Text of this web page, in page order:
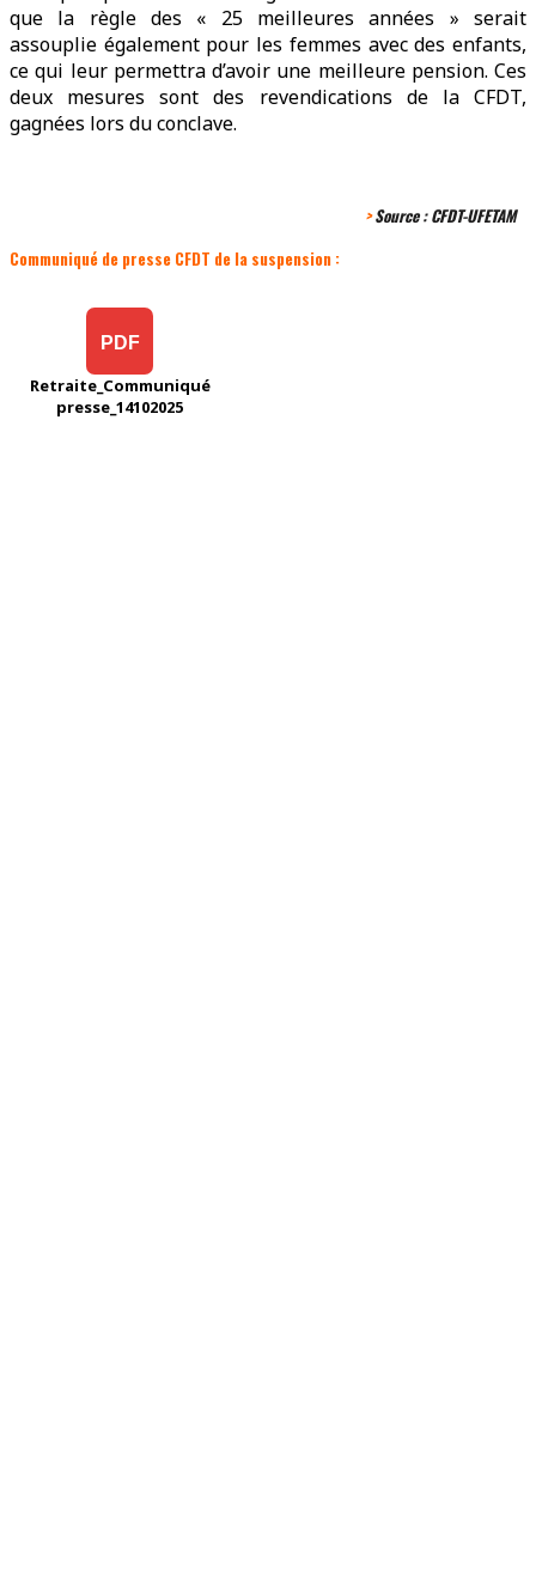
que la règle des « 25 meilleures années » serait
assouplie également pour les femmes avec des enfants,
ce qui leur permettra d’avoir une meilleure pension. Ces
deux mesures sont des revendications de la CFDT,
gagnées lors du conclave.
>Source :CFDT-UFETAM
Communiqué de presse CFDT de la suspension :
PDF
Retraite_Communiqué
presse_14102025